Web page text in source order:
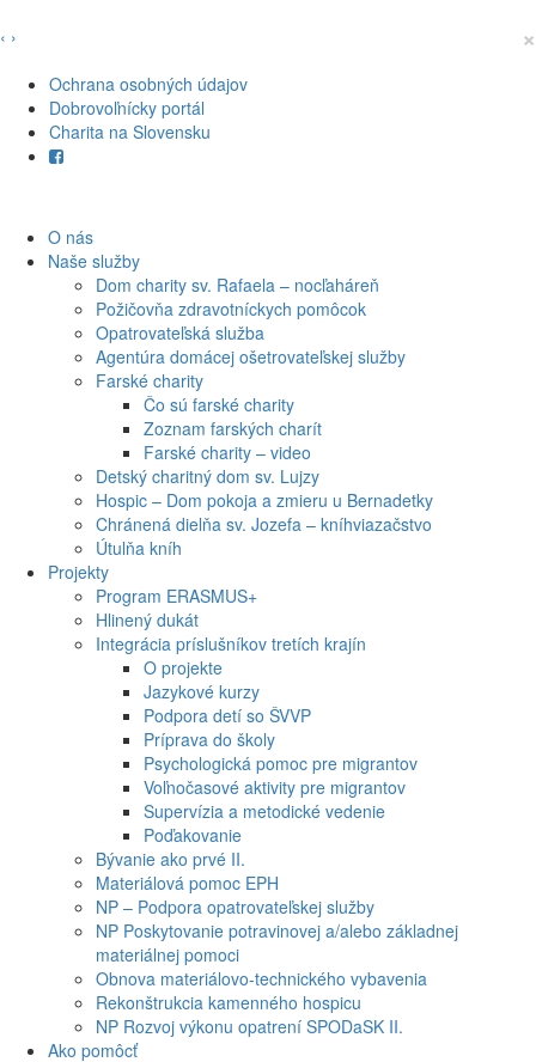
‹ › ×
Ochrana osobných údajov
Dobrovoľnícky portál
Charita na Slovensku
O nás
Naše služby
Dom charity sv. Rafaela – nocľaháreň
Požičovňa zdravotníckych pomôcok
Opatrovateľská služba
Agentúra domácej ošetrovateľskej služby
Farské charity
Čo sú farské charity
Zoznam farských charít
Farské charity – video
Detský charitný dom sv. Lujzy
Hospic – Dom pokoja a zmieru u Bernadetky
Chránená dielňa sv. Jozefa – kníhviazačstvo
Útulňa kníh
Projekty
Program ERASMUS+
Hlinený dukát
Integrácia príslušníkov tretích krajín
O projekte
Jazykové kurzy
Podpora detí so ŠVVP
Príprava do školy
Psychologická pomoc pre migrantov
Voľnočasové aktivity pre migrantov
Supervízia a metodické vedenie
Poďakovanie
Bývanie ako prvé II.
Materiálová pomoc EPH
NP – Podpora opatrovateľskej služby
NP Poskytovanie potravinovej a/alebo základnej
materiálnej pomoci
Obnova materiálovo-technického vybavenia
Rekonštrukcia kamenného hospicu
NP Rozvoj výkonu opatrení SPODaSK II.
Ako pomôcť